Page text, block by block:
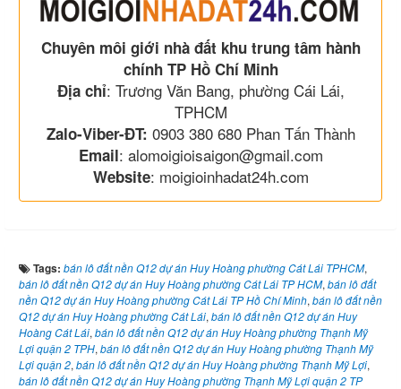
Chuyên môi giới nhà đất khu trung tâm hành
chính TP Hồ Chí Minh
Địa chỉ: Trương Văn Bang, phường Cái Lái,
TPHCM
Zalo-Viber-ĐT: 0903 380 680 Phan Tấn Thành
Email: alomoigioisaigon@gmail.com
Website: moigioinhadat24h.com
Tags: bán lô đất nền Q12 dự án Huy Hoàng phường Cát Lái TPHCM,
bán lô đất nền Q12 dự án Huy Hoàng phường Cát Lái TP HCM, bán lô đất
nền Q12 dự án Huy Hoàng phường Cát Lái TP Hồ Chí Minh, bán lô đất nền
Q12 dự án Huy Hoàng phường Cát Lái, bán lô đất nền Q12 dự án Huy
Hoàng Cát Lái, bán lô đất nền Q12 dự án Huy Hoàng phường Thạnh Mỹ
Lợi quận 2 TPH, bán lô đất nền Q12 dự án Huy Hoàng phường Thạnh Mỹ
Lợi quận 2, bán lô đất nền Q12 dự án Huy Hoàng phường Thạnh Mỹ Lợi,
bán lô đất nền Q12 dự án Huy Hoàng phường Thạnh Mỹ Lợi quận 2 TP